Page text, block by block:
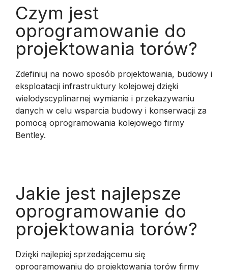
Czym jest
oprogramowanie do
projektowania torów?
Zdefiniuj na nowo sposób projektowania, budowy i
eksploatacji infrastruktury kolejowej dzięki
wielodyscyplinarnej wymianie i przekazywaniu
danych w celu wsparcia budowy i konserwacji za
pomocą oprogramowania kolejowego firmy
Bentley.
Jakie jest najlepsze
oprogramowanie do
projektowania torów?
Dzięki najlepiej sprzedającemu się
oprogramowaniu do projektowania torów firmy